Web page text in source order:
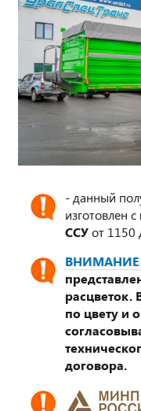
- данный
изготовлен с
ССУот 1150
ВНИМАНИЕ
расцветок.
по цвету и
договора.